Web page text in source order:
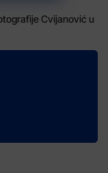
Cvijanović u